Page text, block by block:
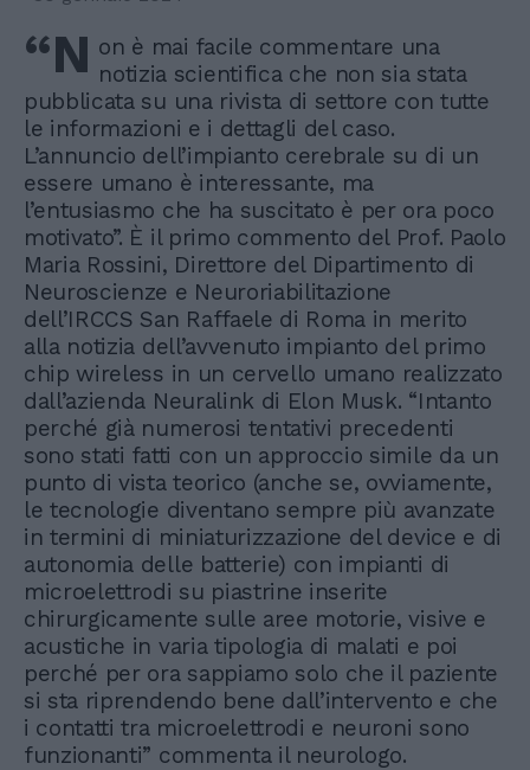
“N on è mai facile commentare una
notizia scientifica che non sia stata
pubblicata su una rivista di settore con tutte
le informazioni e i dettagli del caso.
L’annuncio dell’impianto cerebrale su di un
essere umano è interessante, ma
l’entusiasmo che ha suscitato è per ora poco
motivato”. È il primo commento del Prof. Paolo
Maria Rossini, Direttore del Dipartimento di
Neuroscienze e Neuroriabilitazione
dell’IRCCS San Raffaele di Roma in merito
alla notizia dell’avvenuto impianto del primo
chip wireless in un cervello umano realizzato
dall’azienda Neuralink di Elon Musk. “Intanto
perché già numerosi tentativi precedenti
sono stati fatti con un approccio simile da un
punto di vista teorico (anche se, ovviamente,
le tecnologie diventano sempre più avanzate
in termini di miniaturizzazione del device e di
autonomia delle batterie) con impianti di
microelettrodi su piastrine inserite
chirurgicamente sulle aree motorie, visive e
acustiche in varia tipologia di malati e poi
perché per ora sappiamo solo che il paziente
si sta riprendendo bene dall’intervento e che
i contatti tra microelettrodi e neuroni sono
funzionanti” commenta il neurologo.